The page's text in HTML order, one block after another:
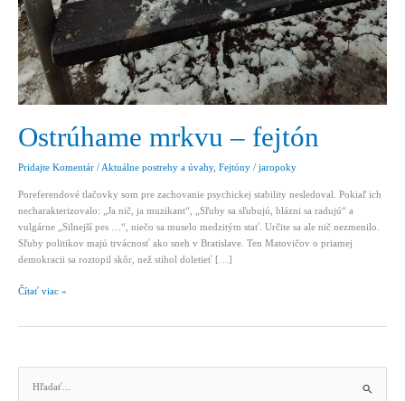
Ostrúhame mrkvu – fejtón
Pridajte Komentár / Aktuálne postrehy a úvahy, Fejtóny / jaropoky
Poreferendové tlačovky som pre zachovanie psychickej stability nesledoval. Pokiaľ ich
necharakterizovalo: „Ja nič, ja muzikant“, „Sľuby sa sľubujú, blázni sa radujú“ a
vulgárne „Silnejší pes …“, niečo sa muselo medzitým stať. Určite sa ale nič nezmenilo.
Sľuby politikov majú trvácnosť ako sneh v Bratislave. Ten Matovičov o priamej
demokracii sa roztopil skôr, než stihol doletieť […]
Ostrúhame
Čítať viac »